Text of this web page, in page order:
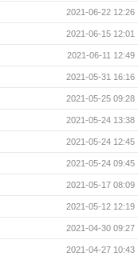
2021-06-22 12:26
2021-06-15 12:01
2021-06-11 12:49
2021-05-31 16:16
2021-05-25 09:28
2021-05-24 13:38
2021-05-24 12:45
2021-05-24 09:45
2021-05-17 08:09
2021-05-12 12:19
2021-04-30 09:27
2021-04-27 10:43